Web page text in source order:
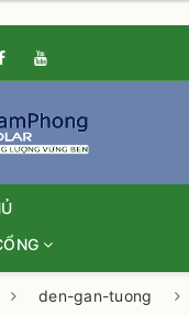
den-gan-tuong